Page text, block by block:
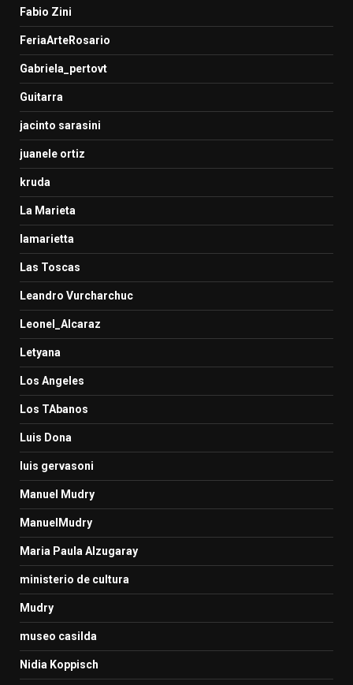
Fabio Zini
FeriaArteRosario
Gabriela_pertovt
Guitarra
jacinto sarasini
juanele ortiz
kruda
La Marieta
lamarietta
Las Toscas
Leandro Vurcharchuc
Leonel_Alcaraz
Letyana
Los Angeles
Los TAbanos
Luis Dona
luis gervasoni
Manuel Mudry
ManuelMudry
Maria Paula Alzugaray
ministerio de cultura
Mudry
museo casilda
Nidia Koppisch